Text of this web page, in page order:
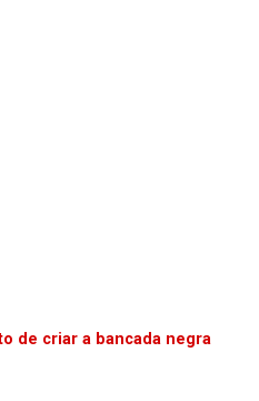
de criar a bancada negra